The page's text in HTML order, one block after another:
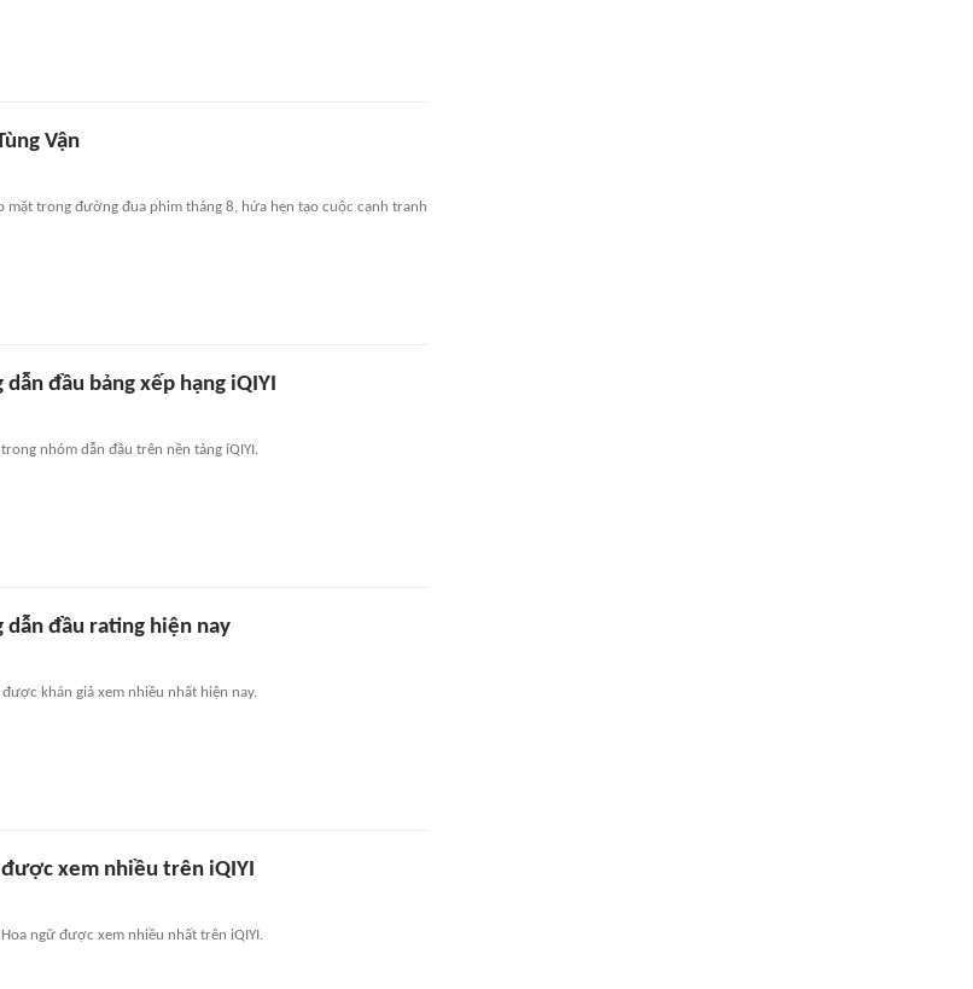
Vận
mặt trong đường đua phim tháng 8, hứa hẹn tạo cuộc cạnh tranh
đầu bảng xếp hạng iQIYI
nhóm dẫn đầu trên nền tảng iQIYI.
dẫn đầu rating hiện nay
khán giả xem nhiều nhất hiện nay.
xem nhiều trên iQIYI
ngữ được xem nhiều nhất trên iQIYI.